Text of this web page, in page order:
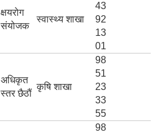
क्षयरोग
संयोजक
स्वास्थ्य शाखा
43
92
13
01
अधिकृत
स्तर छैठौं
कृषि शाखा
98
51
23
33
55
98